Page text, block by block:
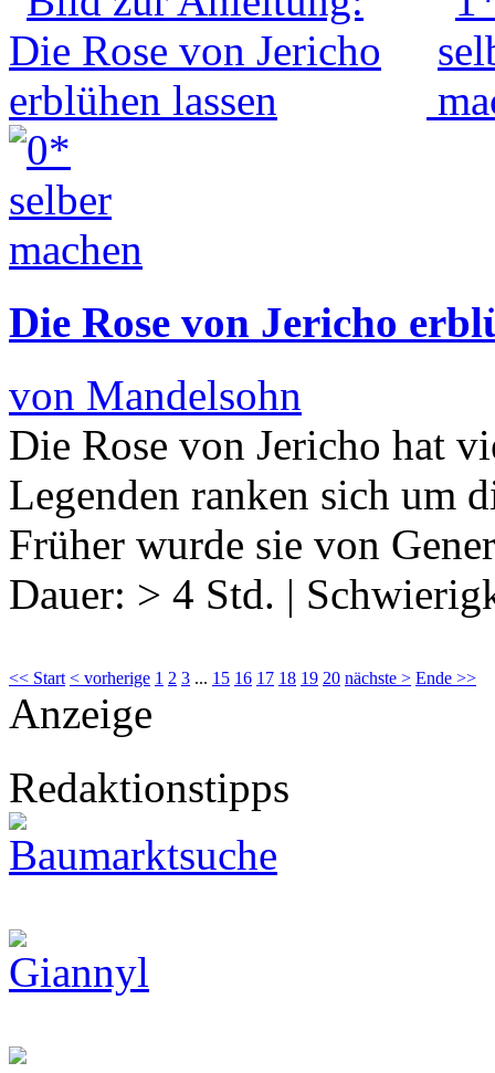
Die Rose von Jericho
von Mandelsohn
Die Rose von Jericho hat
Legenden ranken sich um
Früher wurde sie von
Dauer: > 4 Std. |
<< Start < vorherige 1 2 3 ... 15 16 17 18 19 20 nächste > Ende >>
Anzeige
Redaktionstipps